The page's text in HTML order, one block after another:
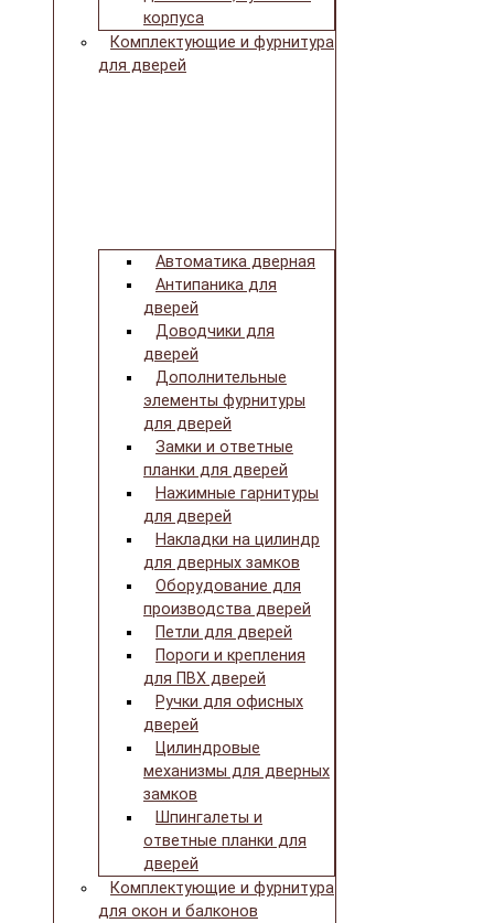
корпуса
Комплектующие и фурнитура
для дверей
Автоматика дверная
Антипаника для
дверей
Доводчики для
дверей
Дополнительные
элементы фурнитуры
для дверей
Замки и ответные
планки для дверей
Нажимные гарнитуры
для дверей
Накладки на цилиндр
для дверных замков
Оборудование для
производства дверей
Петли для дверей
Пороги и крепления
для ПВХ дверей
Ручки для офисных
дверей
Цилиндровые
механизмы для дверных
замков
Шпингалеты и
ответные планки для
дверей
Комплектующие и фурнитура
для окон и балконов